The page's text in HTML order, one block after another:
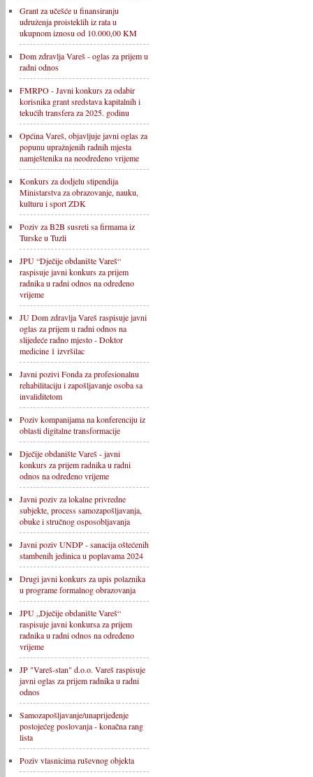
Grant za učešće u finansiranju
udruženja proisteklih iz rata u
ukupnom iznosu od 10.000,00 KM
Dom zdravlja Vareš - oglas za prijem u
radni odnos
FMRPO - Javni konkurs za odabir
korisnika grant sredstava kapitalnih i
tekućih transfera za 2025. godinu
Općina Vareš, objavljuje javni oglas za
popunu upražnjenih radnih mjesta
namještenika na neodređeno vrijeme
Konkurs za dodjelu stipendija
Ministarstva za obrazovanje, nauku,
kulturu i sport ZDK
Poziv za B2B susreti sa firmama iz
Turske u Tuzli
JPU “Dječije obdanište Vareš“
raspisuje javni konkurs za prijem
radnika u radni odnos na određeno
vrijeme
JU Dom zdravlja Vareš raspisuje javni
oglas za prijem u radni odnos na
slijedeće radno mjesto - Doktor
medicine 1 izvršilac
Javni pozivi Fonda za profesionalnu
rehabilitaciju i zapošljavanje osoba sa
invaliditetom
Poziv kompanijama na konferenciju iz
oblasti digitalne transformacije
Dječije obdanište Vareš - javni
konkurs za prijem radnika u radni
odnos na određeno vrijeme
Javni poziv za lokalne privredne
subjekte, process samozapošljavanja,
obuke i stručnog osposobljavanja
Javni poziv UNDP - sanacija oštećenih
stambenih jedinica u poplavama 2024
Drugi javni konkurs za upis polaznika
u programe formalnog obrazovanja
JPU „Dječije obdanište Vareš“
raspisuje javni konkursa za prijem
radnika u radni odnos na određeno
vrijeme
JP "Vareš-stan" d.o.o. Vareš raspisuje
javni oglas za prijem radnika u radni
odnos
Samozapošljavanje/unaprijeđenje
postojećeg poslovanja - konačna rang
lista
Poziv vlasnicima ruševnog objekta